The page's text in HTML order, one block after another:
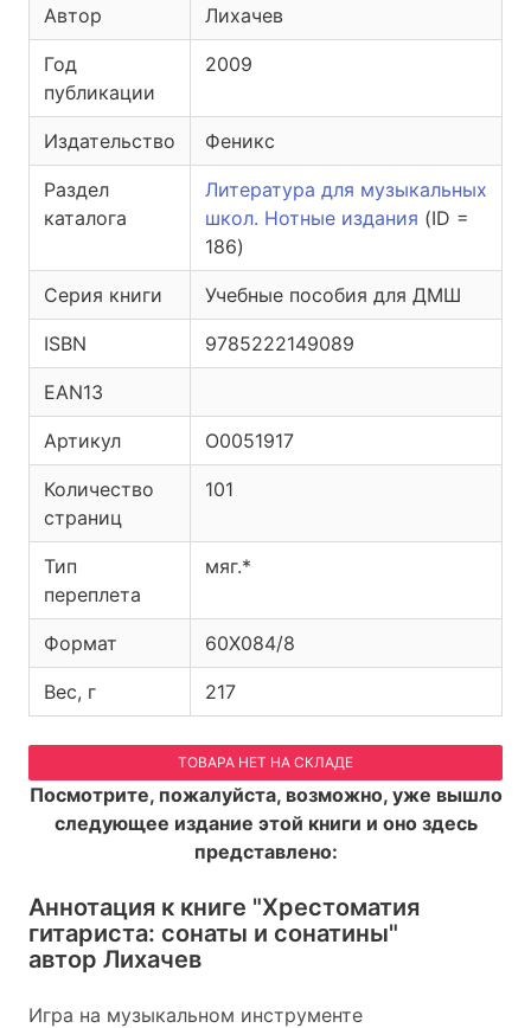
Автор Лихачев
Год
публикации
2009
Издательство Феникс
Раздел
каталога
Литература для музыкальных
школ. Нотные издания (ID =
186)
Серия книги Учебные пособия для ДМШ
ISBN 9785222149089
EAN13
Артикул O0051917
Количество
страниц
101
Тип
переплета
мяг.*
Формат 60Х084/8
Вес, г 217
ТОВАРА НЕТ НА СКЛАДЕ
Посмотрите, пожалуйста, возможно, уже вышло
следующее издание этой книги и оно здесь
представлено:
Аннотация к книге "Хрестоматия
гитариста: сонаты и сонатины"
автор Лихачев
Игра на музыкальном инструменте